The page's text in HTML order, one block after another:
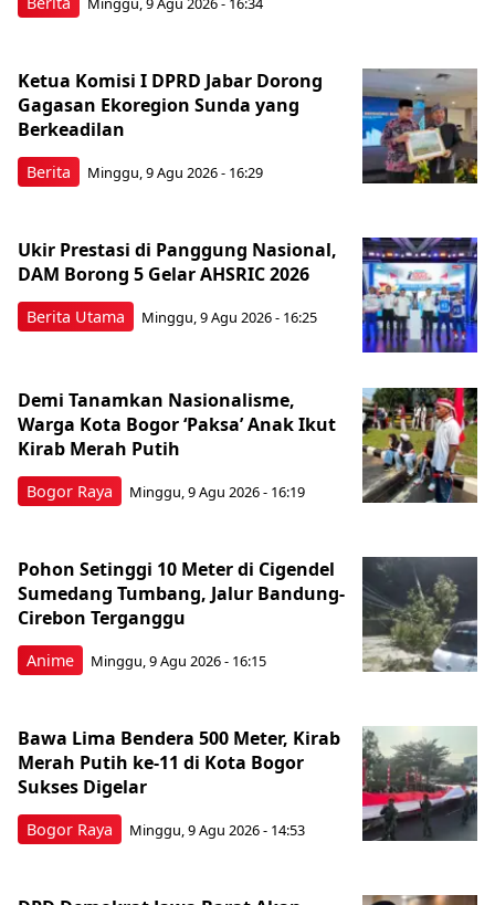
Berita
Ketua Komisi I DPRD Jabar Dorong
Gagasan Ekoregion Sunda yang
Berkeadilan
Minggu, 9 Agu 2026 - 16:29
Berita Utama
Ukir Prestasi di Panggung Nasional,
DAM Borong 5 Gelar AHSRIC 2026
Minggu, 9 Agu 2026 - 16:25
Bogor Raya
Demi Tanamkan Nasionalisme,
Warga Kota Bogor ‘Paksa’ Anak Ikut
Kirab Merah Putih
Minggu, 9 Agu 2026 - 16:19
Anime
Pohon Setinggi 10 Meter di Cigendel
Sumedang Tumbang, Jalur Bandung-
Cirebon Terganggu
Minggu, 9 Agu 2026 - 16:15
Bogor Raya
Bawa Lima Bendera 500 Meter, Kirab
Merah Putih ke-11 di Kota Bogor
Sukses Digelar
Minggu, 9 Agu 2026 - 14:53